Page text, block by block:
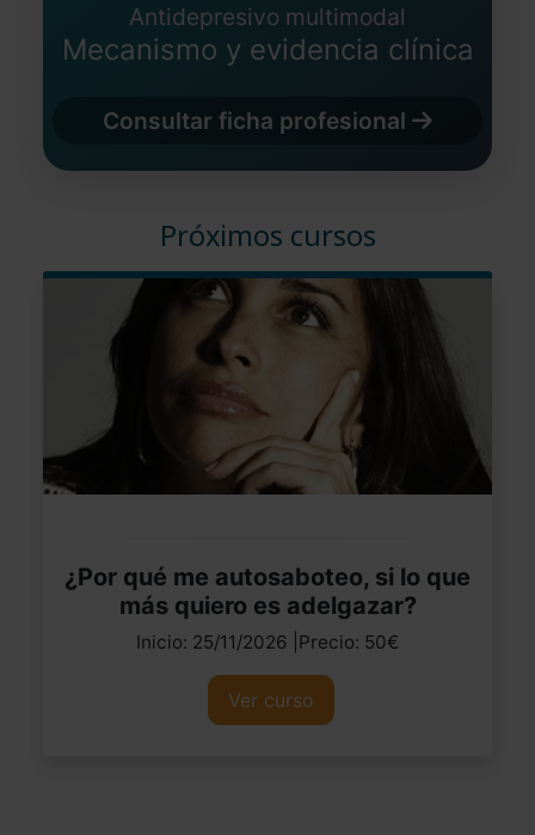
Antidepresivo multimodal
Mecanismo y evidencia clínica
Consultar ficha profesional
Próximos cursos
¿Por qué me autosaboteo, si lo que
más quiero es adelgazar?
Inicio: 25/11/2026 |Precio: 50€
Ver curso